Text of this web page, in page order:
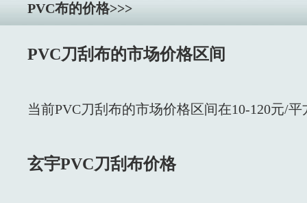
PVC布的价格>>>
PVC刀刮布的市场价格区间
当前PVC刀刮布的市场价格区间在10-120元/平
玄宇PVC刀刮布价格